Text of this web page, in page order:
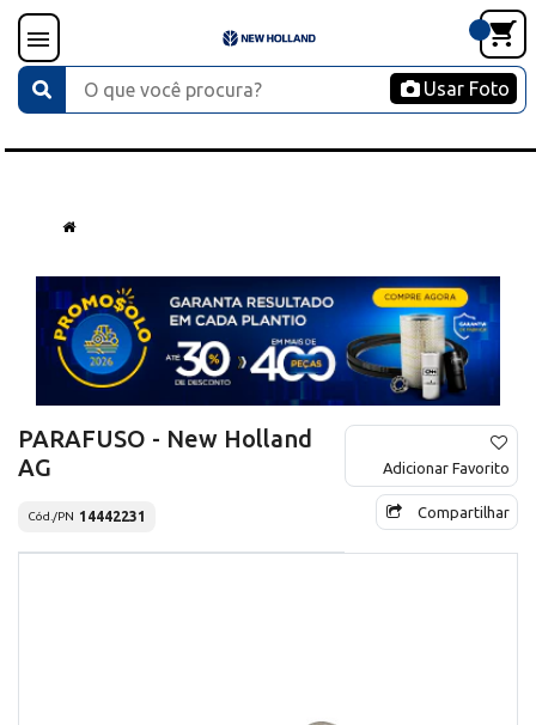
Usar Foto
PARAFUSO - New Holland
AG
Cód./PN 14442231
Adicionar Favorito
Compartilhar